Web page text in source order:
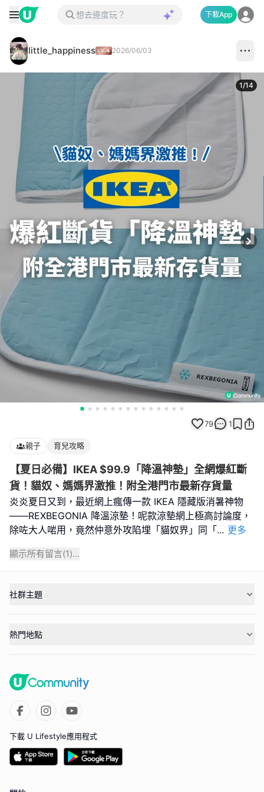
下載App
little_happiness 2026/06/03
1/14
79 1
親子 育兒攻略
【夏日必備】IKEA $99.9「降溫神墊」全網爆紅斷
貨！貓奴、媽媽界激推！附全港門市最新存貨量
炎炎夏日又到，最近網上瘋傳一款 IKEA 隱藏版消暑神物
——REXBEGONIA 降溫涼墊！呢款涼墊網上極高討論度，
除咗大人啱用，竟然仲意外攻陷埋「貓奴界」同「... 更多
顯示所有留言(1)...
社群主題
熱門地點
下載 U Lifestyle應用程式